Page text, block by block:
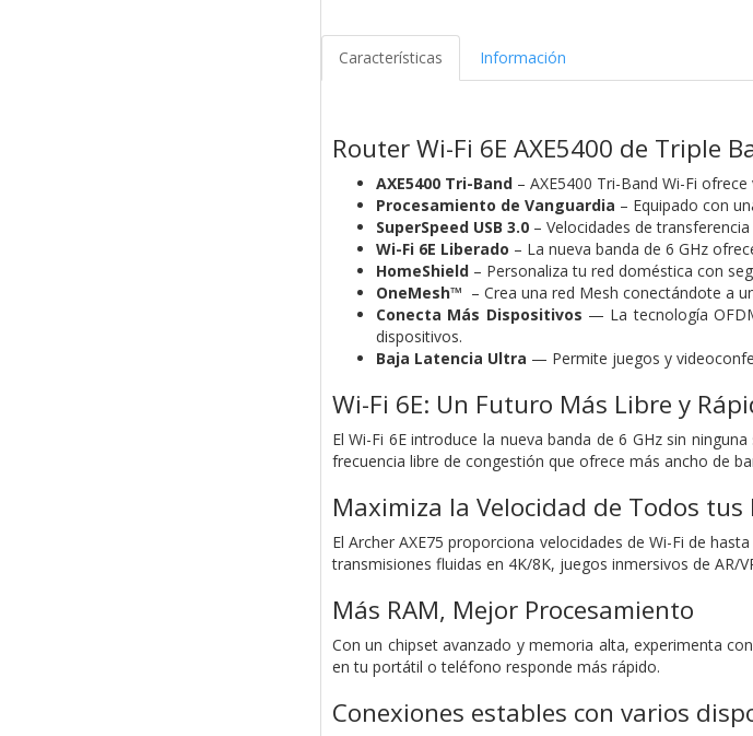
Características Información
Router Wi-Fi 6E AXE5400 de Triple
AXE5400 Tri-Band– AXE5400 Tri-Band Wi-Fi
Procesamiento de Vanguardia – Equipado con
SuperSpeed USB 3.0– Velocidades de
Wi-Fi 6E Liberado – La nueva banda de 6 GHz
HomeShield– Personaliza tu red doméstica con
OneMesh™ – Crea una red Mesh conectándote a
Conecta Más Dispositivos — La tecnología
dispositivos.
Baja Latencia Ultra — Permite juegos y
Wi-Fi 6E: Un Futuro Más Libre y
El Wi-Fi 6E introduce la nueva banda de 6 GHz sin
frecuencia libre de congestión que ofrece más ancho de
Maximiza la Velocidad de Todos
El Archer AXE75 proporciona velocidades de Wi-Fi de
transmisiones fluidas en 4K/8K, juegos inmersivos de AR/
Más RAM, Mejor Procesamiento
Con un chipset avanzado y memoria alta, experimenta
en tu portátil o teléfono responde más rápido.
Conexiones estables con varios